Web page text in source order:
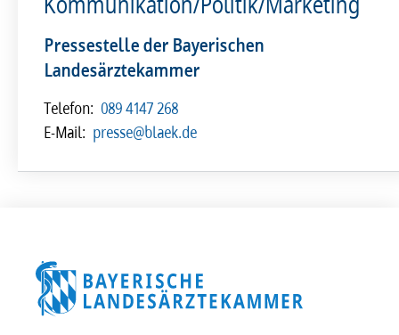
Pressestelle der Bayerischen
Landesärztekammer
Telefon: 089 4147 268
E-Mail: presse@blaek.de